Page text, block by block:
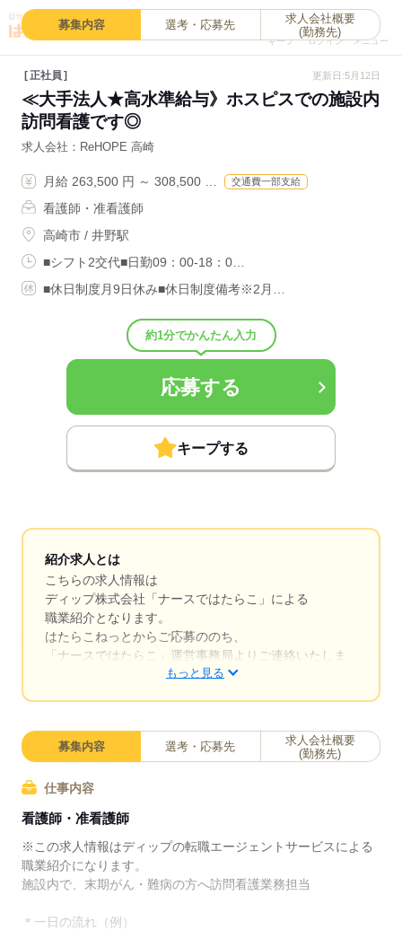
キープ
0
ログイン メニュー
募集内容 選考・応募先
求人会社概要
(勤務先)
正社員 更新日:5月12日
≪大手法人★高水準給与》ホスピスでの施設内
訪問看護です◎
求人会社 ReHOPE 高崎
月給 263,500 円 ～ 308,500 … 交通費一部支給
看護師・准看護師
高崎市 / 井野駅
■シフト2交代■日勤09：00-18：0…
■休日制度月9日休み■休日制度備考※2月…
約1分でかんたん入力
応募する
キープする
紹介求人とは
こちらの求人情報は
ディップ株式会社「ナースではたらこ」による
職業紹介となります。
はたらこねっとからご応募ののち、
「ナースではたらこ」運営事務局よりご連絡いたしま
求職中の看護師さんの転職を専任の
キャリアアドバイザーが入職まで無料でサポートいた
日本最大級の求人情報の中からぴったりな求人をご紹
介。
履歴書作成のアドバイスや面接日の調整だけでなく、
お給料、お休み、入職時期の交渉もサポートします。
【もちろん無料】
もっと見る
募集内容 選考・応募先
求人会社概要
(勤務先)
仕事内容
看護師・准看護師
※この求人情報はディップの転職エージェントサービスによる
職業紹介になります。
施設内で、末期がん・難病の方へ訪問看護業務担当
＊一日の流れ（例）